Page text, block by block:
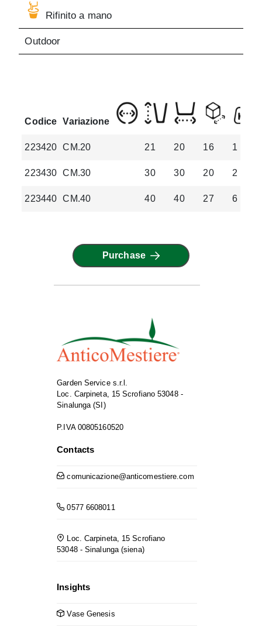
Rifinito a mano
Outdoor
Codice Variazione
223420 CM.20 21 20 16 1
223430 CM.30 30 30 20 2
223440 CM.40 40 40 27 6
Purchase
Garden Service s.r.l.
Loc. Carpineta, 15 Scrofiano 53048 -
Sinalunga (SI)
P.IVA 00805160520
Contacts
comunicazione@anticomestiere.com
0577 6608011
Loc. Carpineta, 15 Scrofiano
53048 - Sinalunga (siena)
Insights
Vase Genesis